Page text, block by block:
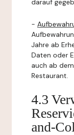
darauf
-
Jahre ab
Daten oder
auch ab
Restaurant.
4.3
and-